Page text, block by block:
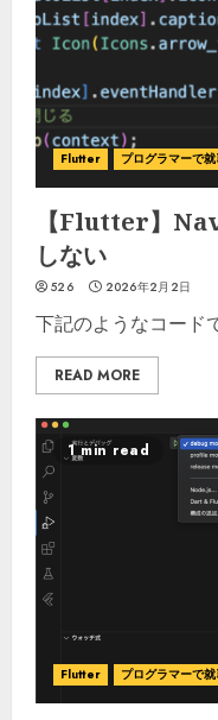
Flutter プログラマーで
【Flutter】
しない
526 2026年2月2日
下記のようなコード
READ MORE
1 min read
Flutter プログラマーで